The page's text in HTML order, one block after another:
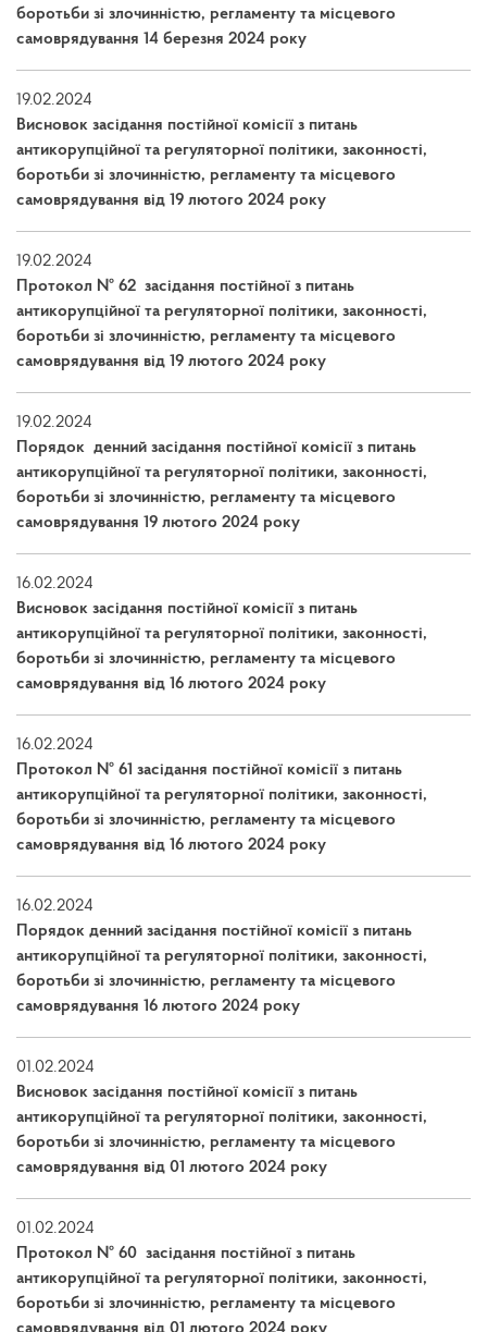
боротьби зі злочинністю, регламенту та місцевого
самоврядування 14 березня 2024 року
19.02.2024
Висновок засідання постійної комісії з питань
антикорупційної та регуляторної політики, законності,
боротьби зі злочинністю, регламенту та місцевого
самоврядування від 19 лютого 2024 року
19.02.2024
Протокол № 62 засідання постійної з питань
антикорупційної та регуляторної політики, законності,
боротьби зі злочинністю, регламенту та місцевого
самоврядування від 19 лютого 2024 року
19.02.2024
Порядок денний засідання постійної комісії з питань
антикорупційної та регуляторної політики, законності,
боротьби зі злочинністю, регламенту та місцевого
самоврядування 19 лютого 2024 року
16.02.2024
Висновок засідання постійної комісії з питань
антикорупційної та регуляторної політики, законності,
боротьби зі злочинністю, регламенту та місцевого
самоврядування від 16 лютого 2024 року
16.02.2024
Протокол № 61 засідання постійної комісії з питань
антикорупційної та регуляторної політики, законності,
боротьби зі злочинністю, регламенту та місцевого
самоврядування від 16 лютого 2024 року
16.02.2024
Порядок денний засідання постійної комісії з питань
антикорупційної та регуляторної політики, законності,
боротьби зі злочинністю, регламенту та місцевого
самоврядування 16 лютого 2024 року
01.02.2024
Висновок засідання постійної комісії з питань
антикорупційної та регуляторної політики, законності,
боротьби зі злочинністю, регламенту та місцевого
самоврядування від 01 лютого 2024 року
01.02.2024
Протокол № 60 засідання постійної з питань
антикорупційної та регуляторної політики, законності,
боротьби зі злочинністю, регламенту та місцевого